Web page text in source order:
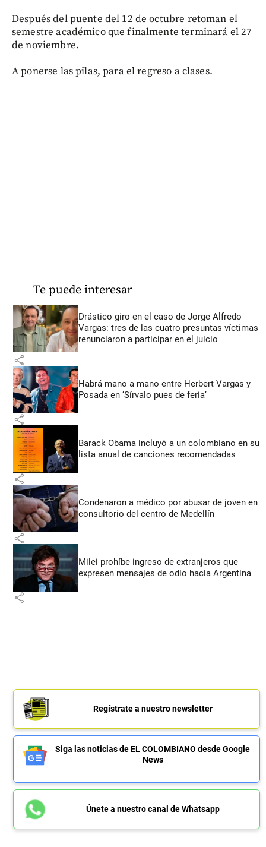
Después del puente del 12 de octubre retoman el
semestre académico que finalmente terminará el 27
de noviembre.
A ponerse las pilas, para el regreso a clases.
Te puede interesar
Drástico giro en el caso de Jorge Alfredo
Vargas: tres de las cuatro presuntas víctimas
renunciaron a participar en el juicio
share
Habrá mano a mano entre Herbert Vargas y
Posada en ‘Sírvalo pues de feria’
share
Barack Obama incluyó a un colombiano en su
lista anual de canciones recomendadas
share
Condenaron a médico por abusar de joven en
consultorio del centro de Medellín
share
Milei prohíbe ingreso de extranjeros que
expresen mensajes de odio hacia Argentina
share
Regístrate a nuestro newsletter
Siga las noticias de EL COLOMBIANO desde Google
News
Únete a nuestro canal de Whatsapp